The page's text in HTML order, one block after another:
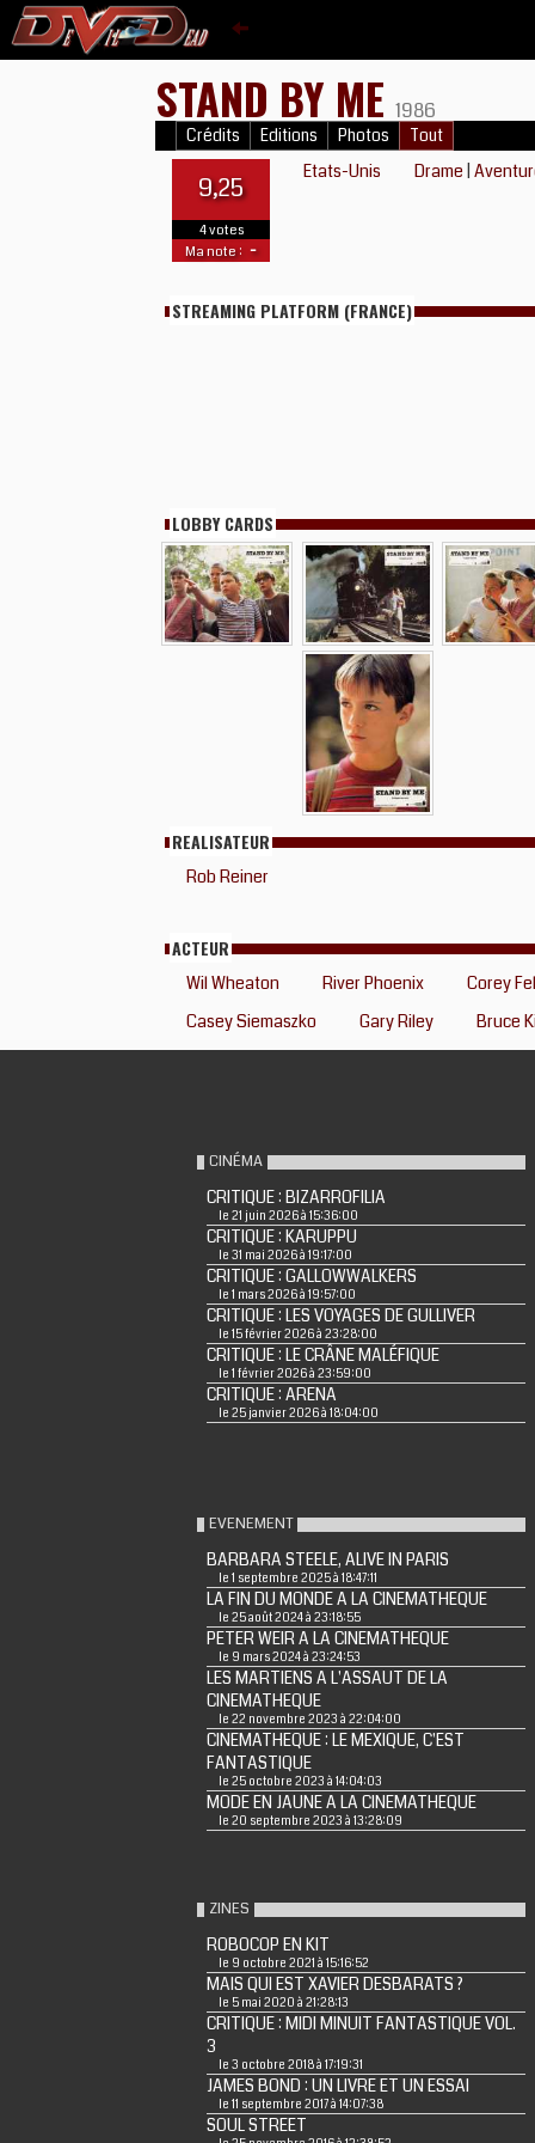
STAND BY ME 1986
Crédits Editions Photos Tout
9,25
4 votes
Ma note : -
Etats-Unis Drame |
STREAMING PLATFORM (FRANCE)
LOBBY CARDS
REALISATEUR
Rob Reiner
ACTEUR
Wil Wheaton River Phoenix
Corey
Casey Siemaszko
Gary Riley Bruce
CINÉMA
CRITIQUE : BIZARROFILIA
le 21 juin 2026 à 15:36:00
CRITIQUE : KARUPPU
le 31 mai 2026 à 19:17:00
CRITIQUE : GALLOWWALKERS
le 1 mars 2026 à 19:57:00
CRITIQUE : LES VOYAGES DE GULLIVER
le 15 février 2026 à 23:28:00
CRITIQUE : LE CRÂNE MALÉFIQUE
le 1 février 2026 à 23:59:00
CRITIQUE : ARENA
le 25 janvier 2026 à 18:04:00
EVENEMENT
BARBARA STEELE, ALIVE IN PARIS
le 1 septembre 2025 à 18:47:11
LA FIN DU MONDE A LA CINEMATHEQUE
le 25 août 2024 à 23:18:55
PETER WEIR A LA CINEMATHEQUE
le 9 mars 2024 à 23:24:53
LES MARTIENS A L'ASSAUT DE LA
CINEMATHEQUE
le 22 novembre 2023 à 22:04:00
CINEMATHEQUE : LE MEXIQUE, C'EST
FANTASTIQUE
le 25 octobre 2023 à 14:04:03
MODE EN JAUNE A LA CINEMATHEQUE
le 20 septembre 2023 à 13:28:09
ZINES
ROBOCOP EN KIT
le 9 octobre 2021 à 15:16:52
MAIS QUI EST XAVIER DESBARATS ?
le 5 mai 2020 à 21:28:13
CRITIQUE : MIDI MINUIT FANTASTIQUE VOL.
3
le 3 octobre 2018 à 17:19:31
JAMES BOND : UN LIVRE ET UN ESSAI
le 11 septembre 2017 à 14:07:38
SOUL STREET